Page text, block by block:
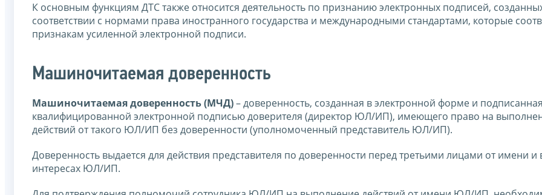
К основным функциям ДТС также относится деятельность по признанию электронных подписей,
соответствии с нормами права иностранного государства и международными стандартами, которые
признакам усиленной электронной подписи.
Машиночитаемая доверенность
Машиночитаемая доверенность (МЧД)– доверенность, созданная в электронной форме и подписанная
квалифицированной электронной подписью доверителя (директор ЮЛ/ИП), имеющего право на
действий от такого ЮЛ/ИП без доверенности (уполномоченный представитель ЮЛ/ИП).
Доверенность выдается для действия представителя по доверенности перед третьими лицами от имени и
интересах ЮЛ/ИП.